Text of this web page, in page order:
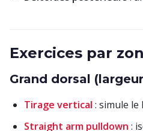
Exercices par
Grand dorsal
Tirage vertical : simule
Straight arm pulldown :